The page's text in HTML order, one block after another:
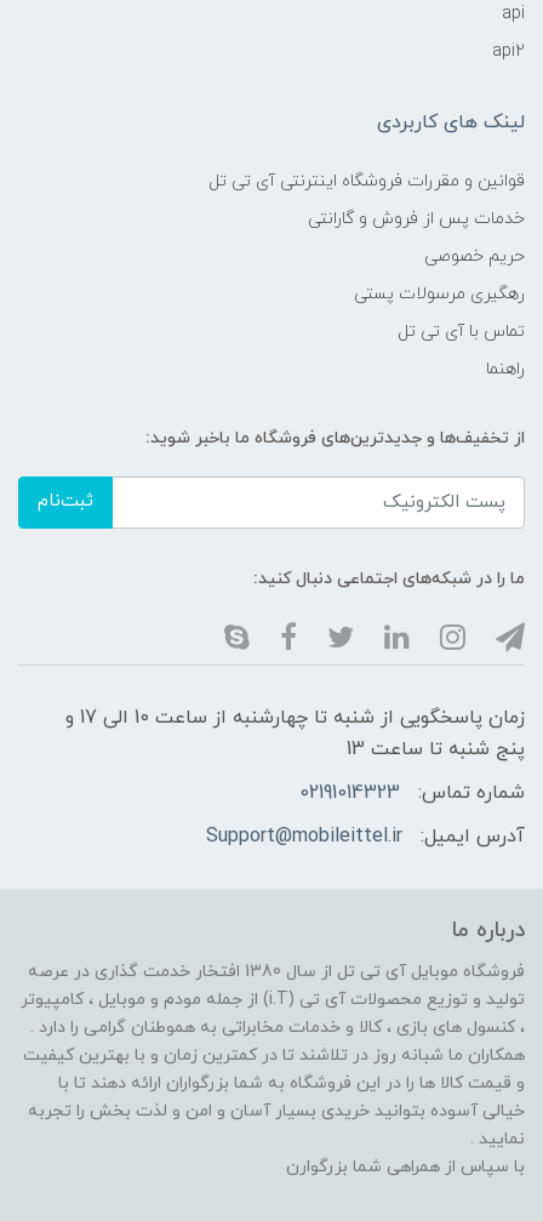
api
api2
لینک های کاربردی
قوانین و مقررات فروشگاه اینترنتی آی تی تل
خدمات پس از فروش و گارانتی
حریم خصوصی
رهگیری مرسولات پستی
تماس با آی تی تل
راهنما
از تخفیف‌ها و جدیدترین‌های فروشگاه ما باخبر شوید:
ثبت‌نام
ما را در شبکه‌های اجتماعی دنبال کنید:
زمان پاسخگویی از شنبه تا چهارشنبه از ساعت 10 الی 17 و
پنج شنبه تا ساعت 13
شماره تماس:
02191014323
آدرس ایمیل:
Support@mobileittel.ir
درباره ما
فروشگاه موبایل آی تی تل از سال 1380 افتخار خدمت گذاری در عرصه
تولید و توزیع محصولات آی تی (i.T) از جمله مودم و موبایل ، کامپیوتر
، کنسول های بازی ، کالا و خدمات مخابراتی به هموطنان گرامی را دارد .
همکاران ما شبانه روز در تلاشند تا در کمترین زمان و با بهترین کیفیت
و قیمت کالا ها را در این فروشگاه به شما بزرگواران ارائه دهند تا با
خیالی آسوده بتوانید خریدی بسیار آسان و امن و لذت بخش را تجربه
نمایید .
با سپاس از همراهی شما بزرگوارن